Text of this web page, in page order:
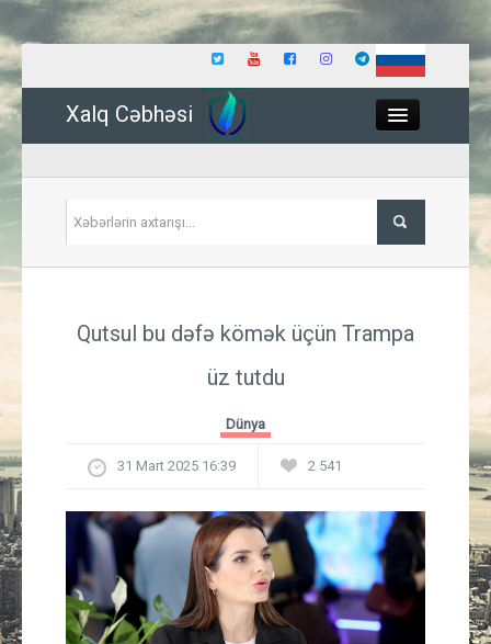
Xalq Cəbhəsi
İqtisadiyyat
Güney Azərbaycan
Mədəniyyət
Müsahibə
Qutsul bu dəfə kömək üçün Trampa
üz tutdu
Dünya
31 Mart 2025 16:39 2 541